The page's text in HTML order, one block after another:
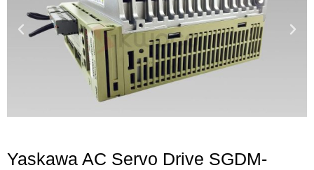
Yaskawa AC Servo Drive SGDM-